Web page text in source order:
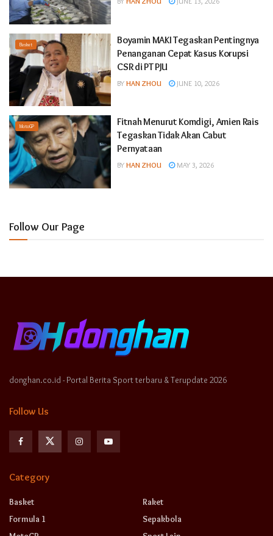
Basket
Boyamin MAKI Tegaskan Pentingnya
Penanganan Cepat Kasus Korupsi
CSR di PT PJU
BY HAN ZHOU JUNE 10, 2026
MotoGP
Fitnah Menurut Komdigi, Amien Rais
Tegaskan Tidak Akan Cabut
Pernyataan
BY HAN ZHOU MAY 3, 2026
Follow Our Page
donghan.co.id - Portal Berita Sport terbaru & Terupdate 2026
Follow Us
Category
Basket
Formula 1
Raket
Sepakbola